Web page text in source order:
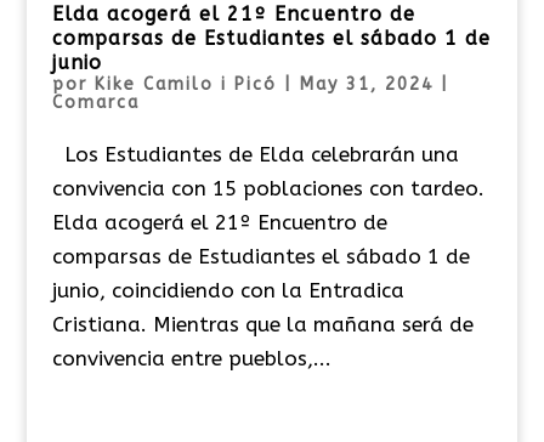
Elda acogerá el 21º Encuentro de
comparsas de Estudiantes el sábado 1 de
junio
por Kike Camilo i Picó May 31, 2024
Comarca
Los Estudiantes de Elda celebrarán una
convivencia con 15 poblaciones con tardeo.
Elda acogerá el 21º Encuentro de
comparsas de Estudiantes el sábado 1 de
junio, coincidiendo con la Entradica
Cristiana. Mientras que la mañana será de
convivencia entre pueblos,...